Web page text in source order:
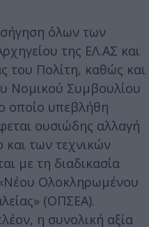
όλων των
της ΕΛ.ΑΣ και
του Πολίτη, καθώς και
Νομικού Συμβουλίου
οποίο υπεβλήθη
ουσιώδης αλλαγή
των τεχνικών
με τη διαδικασία
Ολοκληρωμένου
(ΟΠΣΕΑ).
η συνολική αξία